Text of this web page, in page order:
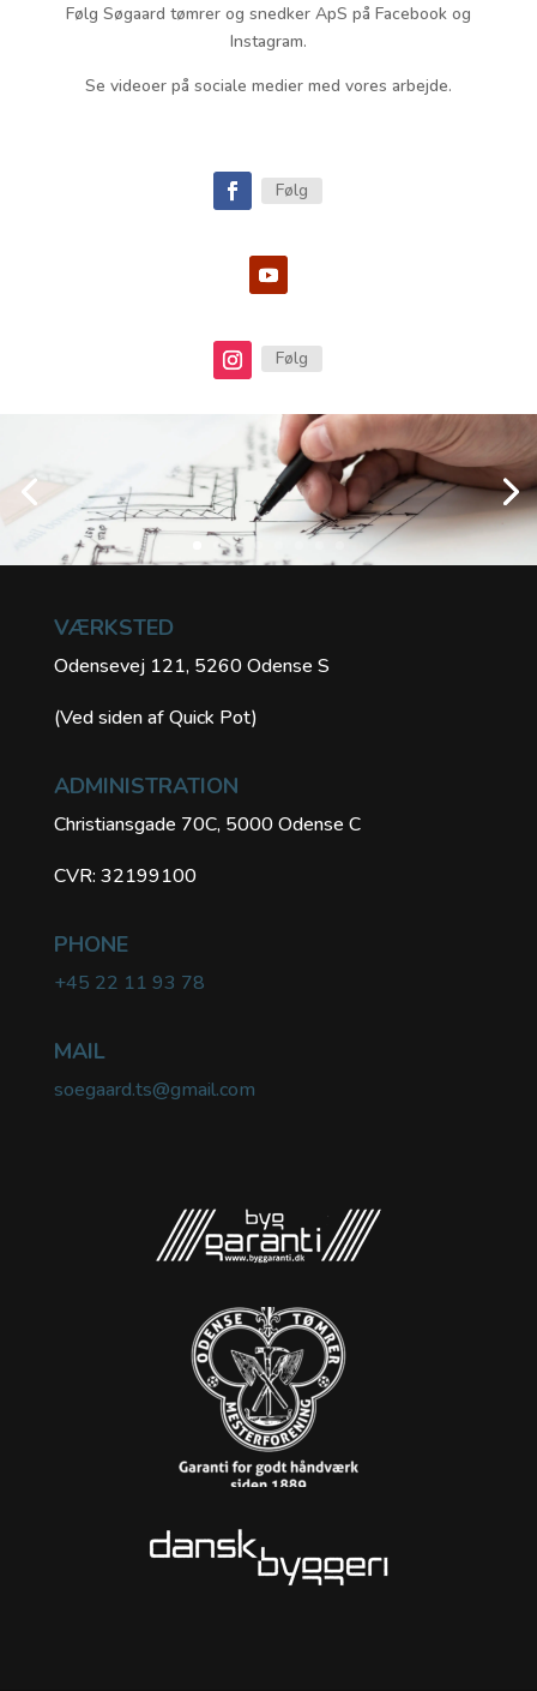
Følg Søgaard tømrer og snedker ApS på Facebook og
Instagram.
Se videoer på sociale medier med vores arbejde.
Følg
Følg
VÆRKSTED
Odensevej 121, 5260 Odense S
(Ved siden af Quick Pot)
ADMINISTRATION
Christiansgade 70C, 5000 Odense C
CVR: 32199100
PHONE
+45 22 11 93 78
MAIL
soegaard.ts@gmail.com